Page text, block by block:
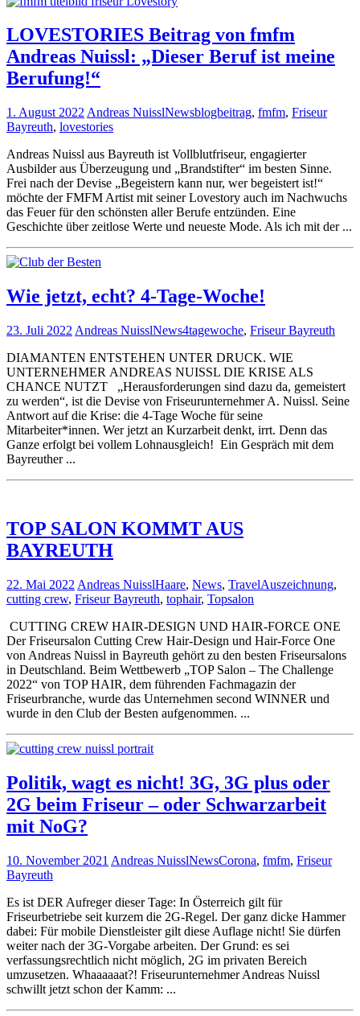
LOVESTORIES Beitrag von fmfm
Andreas Nuissl: „Dieser Beruf ist meine
Berufung!“
1. August 2022 Andreas NuisslNewsblogbeitrag, fmfm, Friseur
Bayreuth, lovestories
Andreas Nuissl aus Bayreuth ist Vollblutfriseur, engagierter
Ausbilder aus Überzeugung und „Brandstifter“ im besten Sinne.
Frei nach der Devise „Begeistern kann nur, wer begeistert ist!“
möchte der FMFM Artist mit seiner Lovestory auch im Nachwuchs
das Feuer für den schönsten aller Berufe entzünden. Eine
Geschichte über zeitlose Werte und neueste Mode. Als ich mit der ...
Wie jetzt, echt? 4-Tage-Woche!
23. Juli 2022 Andreas NuisslNews4tagewoche, Friseur Bayreuth
DIAMANTEN ENTSTEHEN UNTER DRUCK. WIE
UNTERNEHMER ANDREAS NUISSL DIE KRISE ALS
CHANCE NUTZT „Herausforderungen sind dazu da, gemeistert
zu werden“, ist die Devise von Friseurunternehmer A. Nuissl. Seine
Antwort auf die Krise: die 4-Tage Woche für seine
Mitarbeiter*innen. Wer jetzt an Kurzarbeit denkt, irrt. Denn das
Ganze erfolgt bei vollem Lohnausgleich! Ein Gespräch mit dem
Bayreuther ...
TOP SALON KOMMT AUS
BAYREUTH
22. Mai 2022 Andreas NuisslHaare, News, TravelAuszeichnung,
cutting crew, Friseur Bayreuth, tophair, Topsalon
CUTTING CREW HAIR-DESIGN UND HAIR-FORCE ONE
Der Friseursalon Cutting Crew Hair-Design und Hair-Force One
von Andreas Nuissl in Bayreuth gehört zu den besten Friseursalons
in Deutschland. Beim Wettbewerb „TOP Salon – The Challenge
2022“ von TOP HAIR, dem führenden Fachmagazin der
Friseurbranche, wurde das Unternehmen second WINNER und
wurde in den Club der Besten aufgenommen. ...
Politik, wagt es nicht! 3G, 3G plus oder
2G beim Friseur – oder Schwarzarbeit
mit NoG?
10. November 2021 Andreas NuisslNewsCorona, fmfm, Friseur
Bayreuth
Es ist DER Aufreger dieser Tage: In Österreich gilt für
Friseurbetriebe seit kurzem die 2G-Regel. Der ganz dicke Hammer
dabei: Für mobile Dienstleister gilt diese Auflage nicht! Sie dürfen
weiter nach der 3G-Vorgabe arbeiten. Der Grund: es sei
verfassungsrechtlich nicht möglich, 2G im privaten Bereich
umzusetzen. Whaaaaaat?! Friseurunternehmer Andreas Nuissl
schwillt jetzt schon der Kamm: ...